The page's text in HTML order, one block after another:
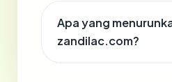
Apa yang
zandilac.com?